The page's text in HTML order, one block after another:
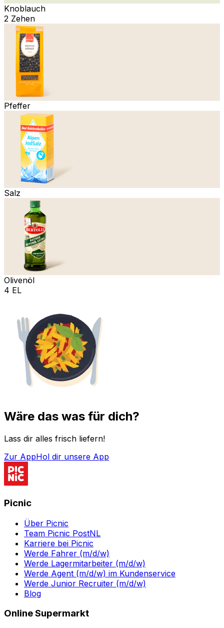
Knoblauch
2 Zehen
Pfeffer
Salz
Olivenöl
4 EL
Wäre das was für dich?
Lass dir alles frisch liefern!
Zur AppHol dir unsere App
Picnic
Über Picnic
Team Picnic PostNL
Karriere bei Picnic
Werde Fahrer (m/d/w)
Werde Lagermitarbeiter (m/d/w)
Werde Agent (m/d/w) im Kundenservice
Werde Junior Recruiter (m/d/w)
Blog
Online Supermarkt